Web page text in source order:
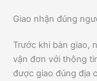
Giao nhận đúng
Trước khi bàn giao,
vận đơn với thông
được giao đúng địa